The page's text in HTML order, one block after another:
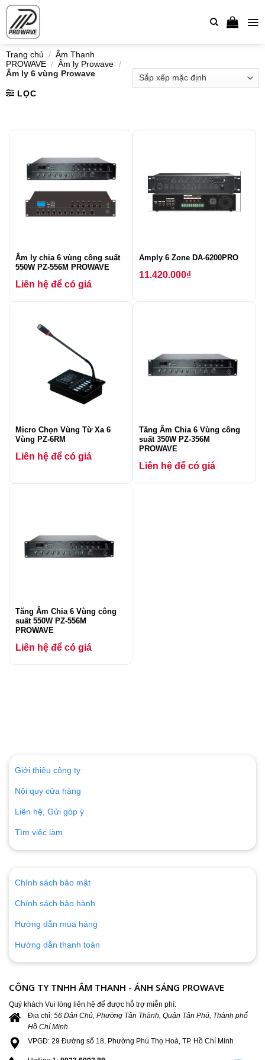
Bỏ
nội
dung
Trang chủ / Âm Thanh
PROWAVE / Âm ly Prowave /
Âm ly 6 vùng Prowave
LỌC
Âm ly chia 6 vùng công suất
550W PZ-556M PROWAVE
Liên hệ để có giá
Amply 6 Zone DA-6200PRO
11.420.000₫
Micro Chọn Vùng Từ Xa 6
Vùng PZ-6RM
Liên hệ để có giá
Tăng Âm Chia 6 Vùng công
suất 350W PZ-356M
PROWAVE
Liên hệ để có giá
Tăng Âm Chia 6 Vùng công
suất 550W PZ-556M
PROWAVE
Liên hệ để có giá
Giới thiệu công ty
Nội quy cửa hàng
Liên hệ, Gửi góp ý
Tìm việc làm
Chính sách bảo mật
Chính sách bảo hành
Hướng dẫn mua hàng
Hướng dẫn thanh toán
CÔNG TY TNHH ÂM THANH - ÁNH SÁNG PROWAVE
Quý khách Vui lòng liên hệ để được hỗ trợ miễn phí:
Địa chỉ: 56 Dân Chủ, Phường Tân Thành, Quận Tân Phú, Thành phố
Hồ Chí Minh
VPGD: 29 Đường số 18, Phường Phú Thọ Hoà, TP. Hồ Chí Minh